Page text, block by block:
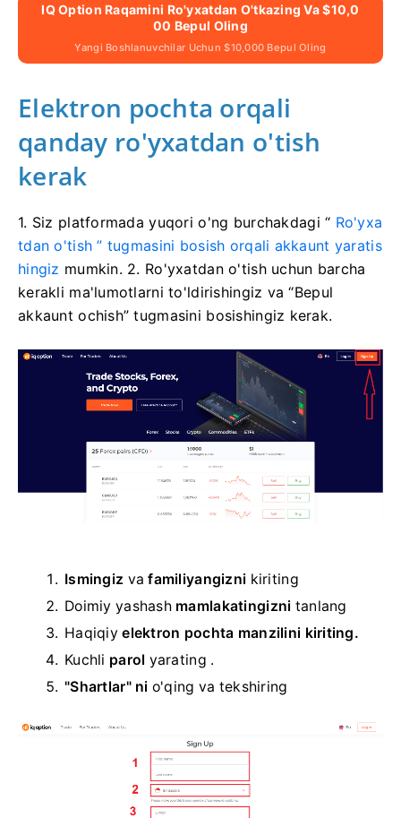
IQ Option Raqamini Ro'yxatdan O'tkazing Va $10,0
00 Bepul Oling
Yangi Boshlanuvchilar Uchun $10,000 Bepul Oling
Elektron pochta orqali
qanday ro'yxatdan o'tish
kerak
1. Siz platformadayuqori o'ng burchakdagi “ Ro'yxa
tdan o'tish ” tugmasini bosish orqali akkaunt yaratis
hingiz mumkin. 2. Ro'yxatdan o'tish uchun barcha
kerakli ma'lumotlarni to'ldirishingiz va “Bepul
akkaunt ochish” tugmasini bosishingiz kerak.
Ismingiz vafamiliyangizni kiriting
Doimiy yashash mamlakatingizni tanlang
Haqiqiyelektron pochta manzilini kiriting.
Kuchli parol yarating .
"Shartlar" ni o'qing va tekshiring